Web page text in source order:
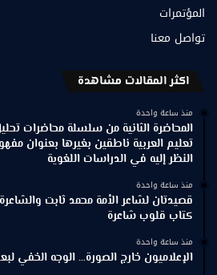
المؤتمرات
تواصل معنا
اكثر المقالات مشاهدة
منذ ساعة واحدة
المحاضرة الثانية من سلسلة محاضرات
تعليم العربية ناطقين بغيرها بعنوان
النظر إليه في الدراسات اللغوية
منذ ساعة واحدة
قصيدتان لشاعر الأمة محمد ثابت
كتاب قلوب شاعرة
منذ ساعة واحدة
الإعلاميون خارج الصورة… الوجه الخفي